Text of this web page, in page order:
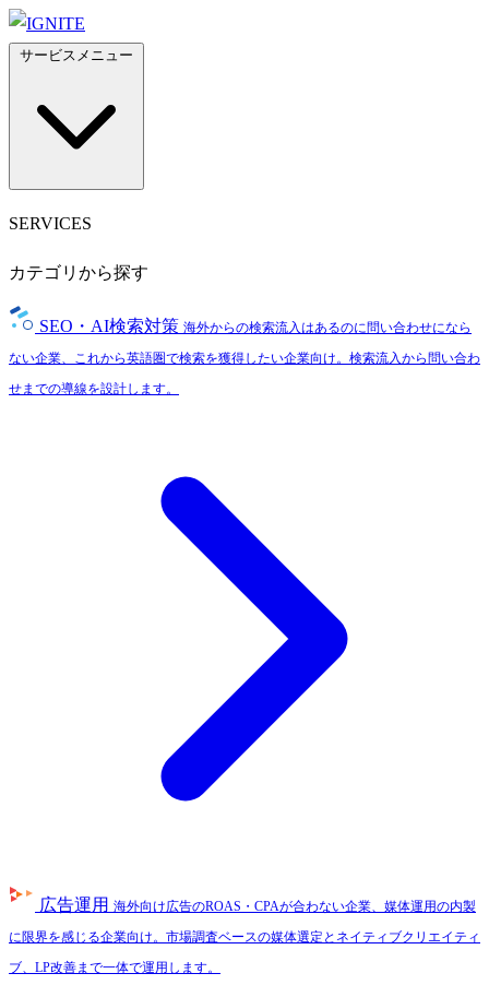
SERVICES
カテゴリから探す
SEO・AI検索対策 海外からの検索流入はあるのに問い合わせになら
ない企業、これから英語圏で検索を獲得したい企業向け。検索流入から問い合わ
せまでの導線を設計します。
広告運用 海外向け広告のROAS・CPAが合わない企業、媒体運用の内製
に限界を感じる企業向け。市場調査ベースの媒体選定とネイティブクリエイティ
ブ、LP改善まで一体で運用します。